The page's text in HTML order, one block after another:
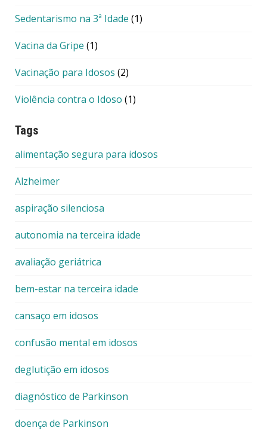
Sedentarismo na 3ª Idade (1)
Vacina da Gripe (1)
Vacinação para Idosos (2)
Violência contra o Idoso (1)
Tags
alimentação segura para idosos
Alzheimer
aspiração silenciosa
autonomia na terceira idade
avaliação geriátrica
bem-estar na terceira idade
cansaço em idosos
confusão mental em idosos
deglutição em idosos
diagnóstico de Parkinson
doença de Parkinson